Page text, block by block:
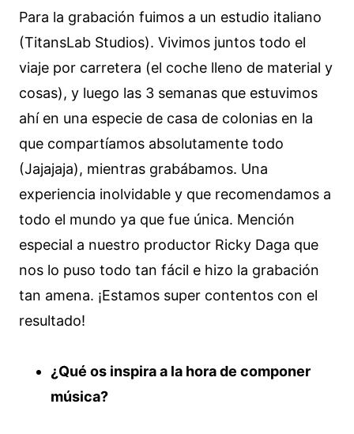
Para la grabación fuimos a un estudio italiano
(TitansLab Studios). Vivimos juntos todo el
viaje por carretera (el coche lleno de material y
cosas), y luego las 3 semanas que estuvimos
ahí en una especie de casa de colonias en la
que compartíamos absolutamente todo
(Jajajaja), mientras grabábamos. Una
experiencia inolvidable y que recomendamos a
todo el mundo ya que fue única. Mención
especial a nuestro productor Ricky Daga que
nos lo puso todo tan fácil e hizo la grabación
tan amena. ¡Estamos super contentos con el
resultado!
¿Qué os inspira a la hora de componer
música?